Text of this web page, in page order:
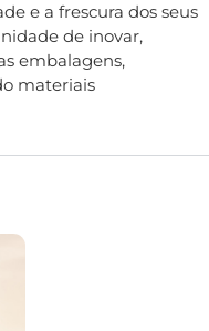
e a frescura dos seus
de inovar,
embalagens,
materiais